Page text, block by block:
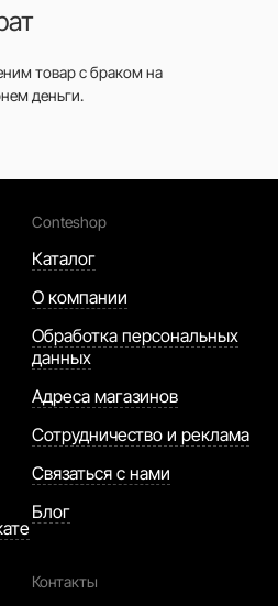
товар с браком на
деньги.
Conteshop
Каталог
О компании
Обработка персональных
данных
Адреса магазинов
Сотрудничество и реклама
Связаться с нами
Блог
Контакты